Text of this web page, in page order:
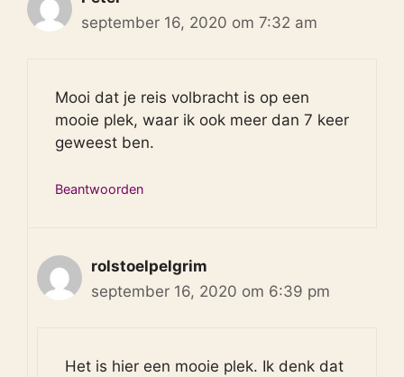
september 16, 2020 om 7:32 am
Mooi dat je reis volbracht is op een
mooie plek, waar ik ook meer dan 7 keer
geweest ben.
Beantwoorden
rolstoelpelgrim
september 16, 2020 om 6:39 pm
Het is hier een mooie plek. Ik denk dat